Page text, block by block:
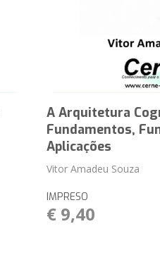
A Arquitetura
Fundamentos,
Aplicações
Vitor Amadeu Souza
IMPRESO
€ 9,40